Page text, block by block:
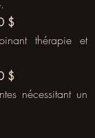
$
thérapie et
$
nécessitant un